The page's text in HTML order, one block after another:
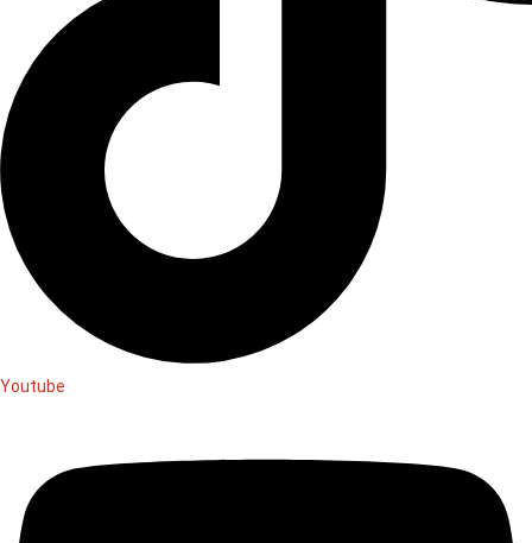
Youtube